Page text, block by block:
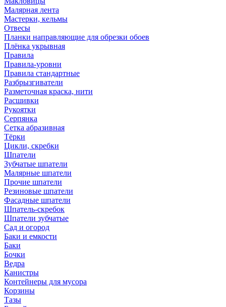
Малярная лента
Мастерки, кельмы
Отвесы
Планки направляющие для обрезки обоев
Плёнка укрывная
Правила
Правила-уровни
Правила стандартные
Разбрызгиватели
Разметочная краска, нити
Расшивки
Рукоятки
Серпянка
Сетка абразивная
Тёрки
Цикли, скребки
Шпатели
Зубчатые шпатели
Малярные шпатели
Прочие шпатели
Резиновые шпатели
Фасадные шпатели
Шпатель-скребок
Шпатели зубчатые
Сад и огород
Баки и емкости
Баки
Бочки
Ведра
Канистры
Контейнеры для мусора
Корзины
Тазы